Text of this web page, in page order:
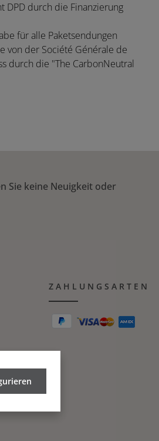
DPD durch die Finanzierung
für alle Paketsendungen
von der Société Générale de
durch die "The CarbonNeutral
Sie keine Neuigkeit oder
Textfeld ein. *ZAHLUNGSARTEN